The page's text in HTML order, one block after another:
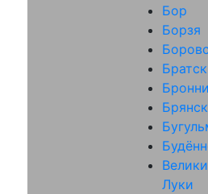
Бор
Борзя
Братск
Брянск
Луки